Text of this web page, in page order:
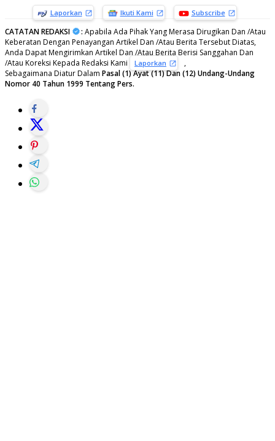
Laporkan Ikuti Kami Subscribe
CATATAN REDAKSI : Apabila Ada Pihak Yang Merasa Dirugikan Dan /Atau
Keberatan Dengan Penayangan Artikel Dan /Atau Berita Tersebut Diatas,
Anda Dapat Mengirimkan Artikel Dan /Atau Berita Berisi Sanggahan Dan
/Atau Koreksi Kepada Redaksi Kami
Laporkan
,
Sebagaimana Diatur Dalam Pasal (1) Ayat (11) Dan (12) Undang-Undang
Nomor 40 Tahun 1999 Tentang Pers.